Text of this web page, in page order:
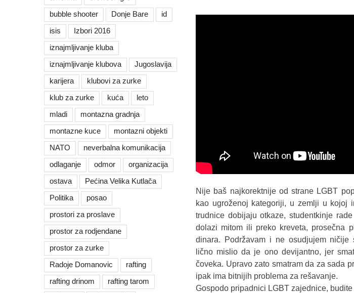
Nije baš najkorektnije od strane LGBT
kao ugroženoj kategoriji, u zemlji u kojoj
trudnice dobijaju otkaze, studentkinje
dolazi mitom ili preko kreveta, prosečna
dinara. Podržavam i ne osudjujem ničije
lično mislio da je ono devijantno, jer
čoveka. Upravo zato smatram da za sada
ipak ima bitnijih problema za rešavanje.
Gospodo pripadnici LGBT zajednice,
bubble shooter
Donje Bare
id
isis
Izbori 2016
iznajmljivanje kluba
iznajmljivanje klubova
Jugoslavija
karijera
klubovi za zurke
klub za zurke
kuća
leto
mladi
montazna gradnja
montazne kuce
montazni objekti
NATO
neverbalna komunikacija
odlaganje
odmor
organizacija
ostava
Pećina Velika Kutlača
Politika
posao
prostori za proslave
prostor za rodjendane
prostor za zurke
Radoje Domanovic
rafting
rafting drinom
rafting tarom